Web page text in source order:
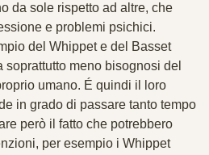
da sole rispetto ad altre, che
e problemi psichici.
del Whippet e del Basset
meno bisognosi del
umano. É quindi il loro
in grado di passare tanto tempo
però il fatto che potrebbero
per esempio i Whippet